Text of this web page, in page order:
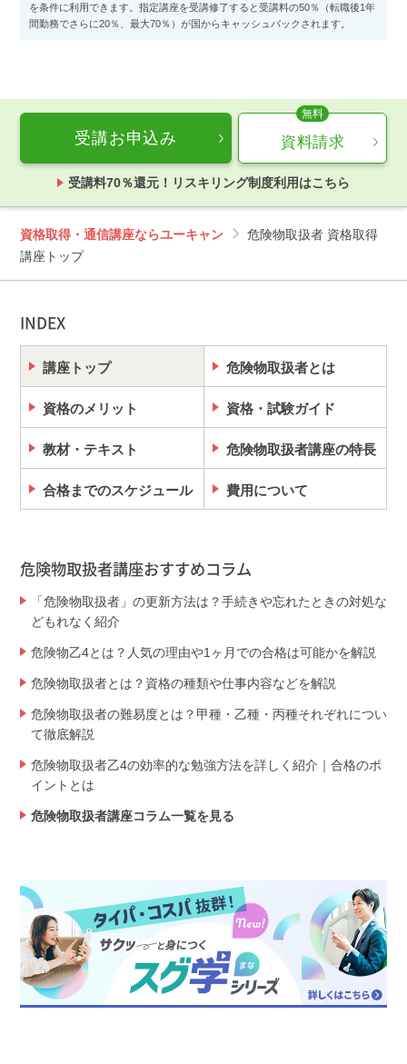
を条件に利用できます。指定講座を受講修了すると受講料の50％（転職後1年
間勤務でさらに20％、最大70％）が国からキャッシュバックされます。
受講お申込み 資料請求
受講料70％還元！リスキリング制度利用はこちら
資格取得・通信講座ならユーキャン
危険物取扱者 資格取得
講座トップ
INDEX
講座トップ 危険物取扱者とは
資格のメリット 資格・試験ガイド
教材・テキスト 危険物取扱者講座の特長
合格までのスケジュール 費用について
危険物取扱者講座おすすめコラム
「危険物取扱者」の更新方法は？手続きや忘れたときの対処な
どもれなく紹介
危険物乙4とは？人気の理由や1ヶ月での合格は可能かを解説
危険物取扱者とは？資格の種類や仕事内容などを解説
危険物取扱者の難易度とは？甲種・乙種・丙種それぞれについ
て徹底解説
危険物取扱者乙4の効率的な勉強方法を詳しく紹介｜合格のポ
イントとは
危険物取扱者講座コラム一覧を見る